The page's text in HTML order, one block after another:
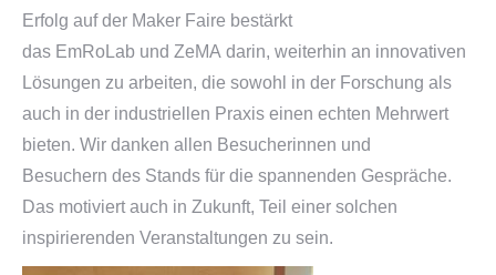
Erfolg auf der Maker Faire bestärkt
das EmRoLab und ZeMA darin, weiterhin an innovativen
Lösungen zu arbeiten, die sowohl in der Forschung als
auch in der industriellen Praxis einen echten Mehrwert
bieten. Wir danken allen Besucherinnen und
Besuchern des Stands für die spannenden Gespräche.
Das motiviert auch in Zukunft, Teil einer solchen
inspirierenden Veranstaltungen zu sein.